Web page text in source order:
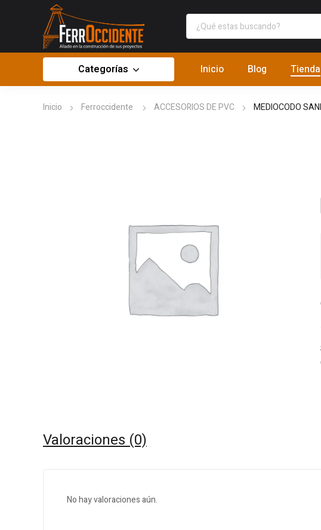
Categorías Inicio Blog Tienda
Inicio Ferroccidente ACCESORIOS DE PVC MEDIOCODO
Valoraciones (0)
No hay valoraciones aún.